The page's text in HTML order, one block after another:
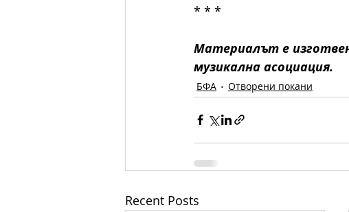
* * *
Материалът е
музикална асоциация.
БФА Отворени покани
Recent Posts